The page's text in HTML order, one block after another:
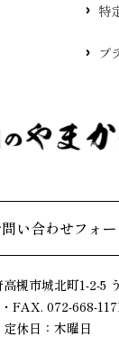
い合わせフォ
槻市城北町1-2-5
FAX. 072-668-
定休日：木曜日
特
プ